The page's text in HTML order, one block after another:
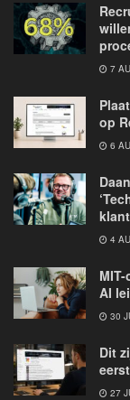
7
op
6
4
AI
30
Dit
27